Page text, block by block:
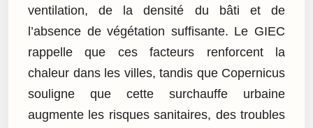
ventilation, de la densité du bâti et de
l’absence de végétation suffisante. Le GIEC
rappelle que ces facteurs renforcent la
chaleur dans les villes, tandis que Copernicus
souligne que cette surchauffe urbaine
augmente les risques sanitaires, des troubles